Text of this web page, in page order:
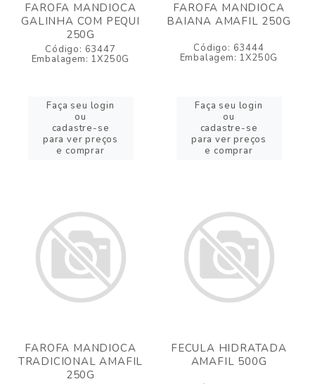
FAROFA MANDIOCA
GALINHA COM PEQUI
250G
Código: 63447
Embalagem: 1X250G
Faça seu login
ou
cadastre-se
para ver preços
e comprar
FAROFA MANDIOCA
BAIANA AMAFIL 250G
Código: 63444
Embalagem: 1X250G
Faça seu login
ou
cadastre-se
para ver preços
e comprar
FAROFA MANDIOCA
TRADICIONAL AMAFIL
250G
FECULA HIDRATADA
AMAFIL 500G